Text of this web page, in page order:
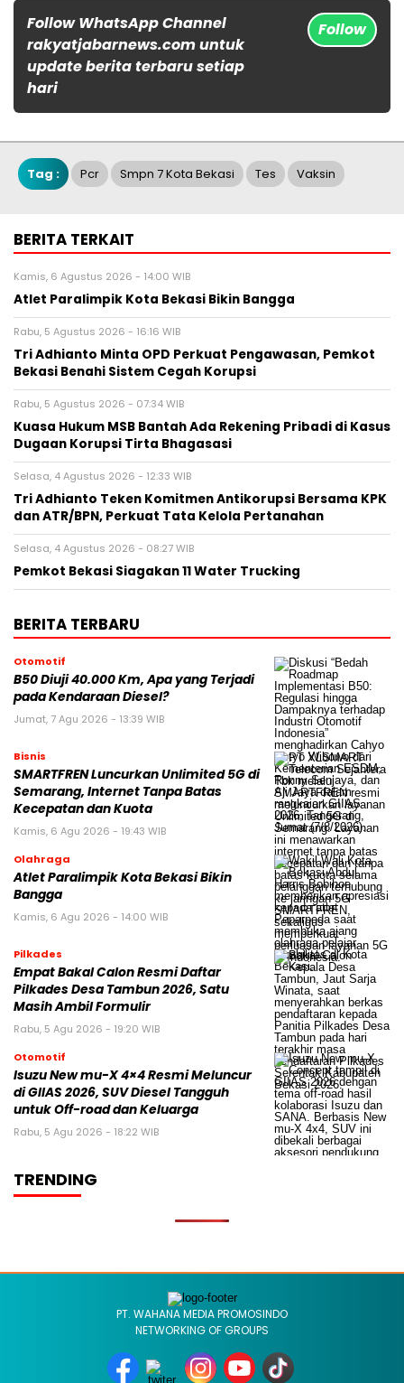
Follow WhatsApp Channel
rakyatjabarnews.com untuk
update berita terbaru setiap
hari
Follow
Tag : Pcr Smpn 7 Kota Bekasi Tes Vaksin
BERITA TERKAIT
Kamis, 6 Agustus 2026 - 14:00 WIB
Atlet Paralimpik Kota Bekasi Bikin Bangga
Rabu, 5 Agustus 2026 - 16:16 WIB
Tri Adhianto Minta OPD Perkuat Pengawasan, Pemkot
Bekasi Benahi Sistem Cegah Korupsi
Rabu, 5 Agustus 2026 - 07:34 WIB
Kuasa Hukum MSB Bantah Ada Rekening Pribadi di Kasus
Dugaan Korupsi Tirta Bhagasasi
Selasa, 4 Agustus 2026 - 12:33 WIB
Tri Adhianto Teken Komitmen Antikorupsi Bersama KPK
dan ATR/BPN, Perkuat Tata Kelola Pertanahan
Selasa, 4 Agustus 2026 - 08:27 WIB
Pemkot Bekasi Siagakan 11 Water Trucking
BERITA TERBARU
Otomotif
B50 Diuji 40.000 Km, Apa yang Terjadi
pada Kendaraan Diesel?
Jumat, 7 Agu 2026 - 13:39 WIB
Bisnis
SMARTFREN Luncurkan Unlimited 5G di
Semarang, Internet Tanpa Batas
Kecepatan dan Kuota
Kamis, 6 Agu 2026 - 19:43 WIB
Olahraga
Atlet Paralimpik Kota Bekasi Bikin
Bangga
Kamis, 6 Agu 2026 - 14:00 WIB
Pilkades
Empat Bakal Calon Resmi Daftar
Pilkades Desa Tambun 2026, Satu
Masih Ambil Formulir
Rabu, 5 Agu 2026 - 19:20 WIB
Otomotif
Isuzu New mu-X 4×4 Resmi Meluncur
di GIIAS 2026, SUV Diesel Tangguh
untuk Off-road dan Keluarga
Rabu, 5 Agu 2026 - 18:22 WIB
TRENDING
PT. WAHANA MEDIA PROMOSINDO
NETWORKING OF GROUPS